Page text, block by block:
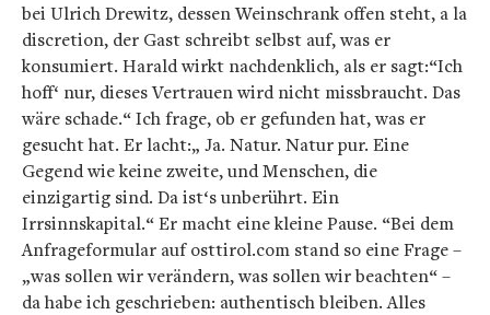
bei Ulrich Drewitz, dessen Weinschrank offen steht, a la
discretion, der Gast schreibt selbst auf, was er
konsumiert. Harald wirkt nachdenklich, als er sagt:“Ich
hoff‘ nur, dieses Vertrauen wird nicht missbraucht. Das
wäre schade.“ Ich frage, ob er gefunden hat, was er
gesucht hat. Er lacht:„ Ja. Natur. Natur pur. Eine
Gegend wie keine zweite, und Menschen, die
einzigartig sind. Da ist‘s unberührt. Ein
Irrsinnskapital.“ Er macht eine kleine Pause. “Bei dem
Anfrageformular auf osttirol.com stand so eine Frage –
„was sollen wir verändern, was sollen wir beachten“ –
da habe ich geschrieben: authentisch bleiben. Alles